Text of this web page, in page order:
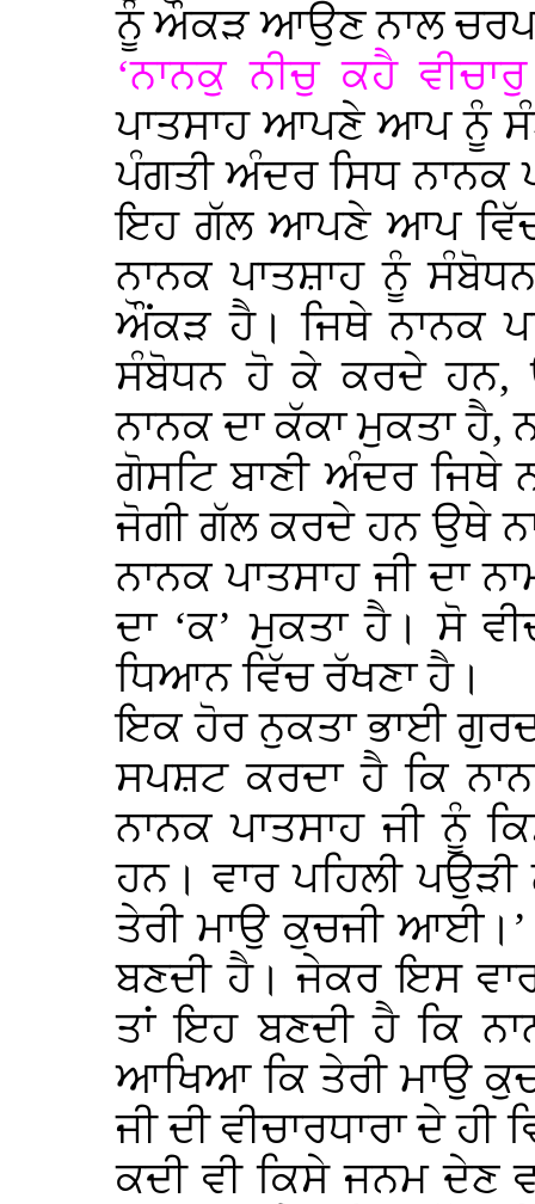
ਨੂੰ ਔਕੜ ਆਉਣ ਨਾਲ
‘ਨਾਨਕੁ ਨੀਚੁ ਕਹੈ
ਪਾਤਸਾਹ ਆਪਣੇ ਆਪ ਨੂੰ
ਪੰਗਤੀ ਅੰਦਰ ਸਿਧ ਨਾਨਕ
ਇਹ ਗੱਲ ਆਪਣੇ ਆਪ ਵਿੱਚ
ਨਾਨਕ ਪਾਤਸ਼ਾਹ ਨੂੰ
ਔਂਕੜ ਹੈ। ਜਿਥੇ ਨਾਨਕ
ਸੰਬੋਧਨ ਹੋ ਕੇ ਕਰਦੇ ਹਨ,
ਨਾਨਕ ਦਾ ਕੱਕਾ ਮੁਕਤਾ ਹੈ,
ਗੋਸਟਿ ਬਾਣੀ ਅੰਦਰ ਜਿਥੇ
ਜੋਗੀ ਗੱਲ ਕਰਦੇ ਹਨ ਉਥੇ
ਨਾਨਕ ਪਾਤਸਾਹ ਜੀ ਦਾ
ਦਾ ‘ਕ’ ਮੁਕਤਾ ਹੈ। ਸੋ
ਧਿਆਨ ਵਿੱਚ ਰੱਖਣਾ ਹੈ।
ਇਕ ਹੋਰ ਨੁਕਤਾ ਭਾਈ
ਸਪਸ਼ਟ ਕਰਦਾ ਹੈ ਕਿ
ਨਾਨਕ ਪਾਤਸਾਹ ਜੀ ਨੂੰ
ਹਨ। ਵਾਰ ਪਹਿਲੀ
ਤੇਰੀ ਮਾਉ ਕੁਚਜੀ
ਬਣਦੀ ਹੈ। ਜੇਕਰ ਇਸ
ਤਾਂ ਇਹ ਬਣਦੀ ਹੈ ਕਿ
ਆਖਿਆ ਕਿ ਤੇਰੀ ਮਾਉ
ਜੀ ਦੀ ਵੀਚਾਰਧਾਰਾ ਦੇ
ਕਦੀ ਵੀ ਕਿਸੇ ਜਨਮ ਦੇਣ